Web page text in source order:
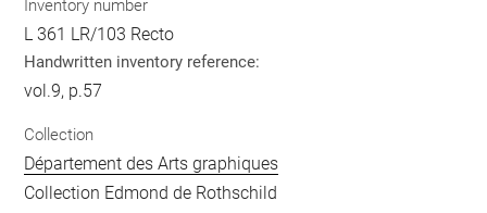
Inventory number
L 361 LR/103 Recto
Handwritten inventory reference:
vol.9, p.57
Collection
Département des Arts graphiques
Collection Edmond de Rothschild